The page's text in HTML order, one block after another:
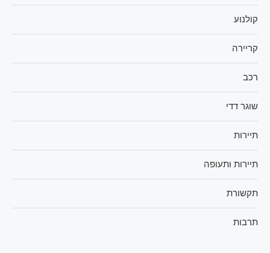
קולנוע
קריירה
רכב
שוגר דדי
תיירות
תיירות ותעופה
תקשורת
תרבות